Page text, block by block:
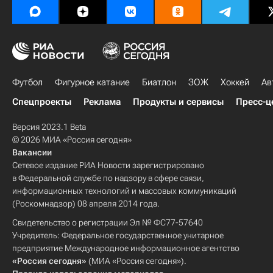
Футбол Фигурное катание Биатлон ЗОЖ Хоккей
Спецпроекты
Реклама Продукты и сервисы Пресс-
Версия 2023.1 Beta
© 2026 МИА «Россия сегодня»
Вакансии
Сетевое издание РИА Новости зарегистрировано
в Федеральной службе по надзору в сфере связи,
информационных технологий и массовых коммуникаций
(Роскомнадзор) 08 апреля 2014 года.
Свидетельство о регистрации Эл № ФС77-57640
Учредитель: Федеральное государственное унитарное
предприятие Международное информационное агентство
«Россия сегодня» (МИА «Россия сегодня»).